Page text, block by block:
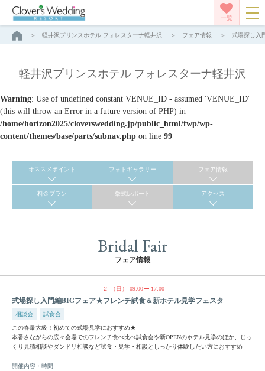
一覧
軽井沢プリンスホテル フォレスターナ軽井沢 フェア情報 式場探し入
軽井沢プリンスホテル フォレスターナ軽井沢
Warning: Use of undefined constant VENUE_ID - assumed 'VENUE_ID'
(this will throw an Error in a future version of PHP) in
/home/horizon2025/cloverswedding.jp/public_html/fwp/wp-
content/themes/base/parts/subnav.php on line 99
オススメポイント フォトギャラリー フェア情報
料金プラン 挙式レポート アクセス
Bridal Fair
フェア情報
２ （日） 09:00 17:00
式場探し入門編BIGフェア★フレンチ試食＆新ホテル見学フェスタ
相談会 試食会
この春最大級！初めての式場見学におすすめ★
本番さながらの広々会場でのフレンチ食べ比べ試食会や新OPENのホテル見学のほか、じっ
くり見積相談やダンドリ相談など試食・見学・相談としっかり体験したい方におすすめ
開催内容・時間